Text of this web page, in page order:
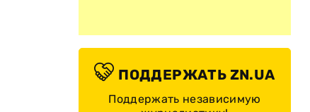
ПОДДЕРЖАТЬ ZN.UA
Поддержать независимую